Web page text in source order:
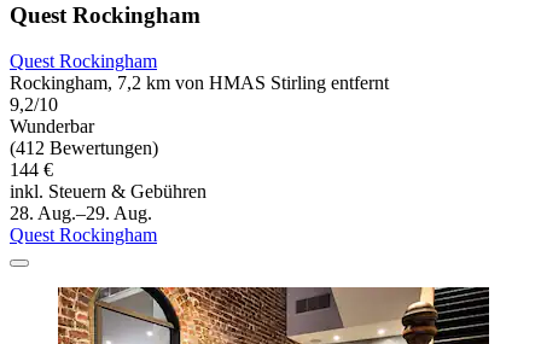
Quest Rockingham
Quest Rockingham
Rockingham, 7,2 km von HMAS Stirling entfernt
9,2/10
Wunderbar
(412 Bewertungen)
144 €
inkl. Steuern & Gebühren
28. Aug.–29. Aug.
Quest Rockingham